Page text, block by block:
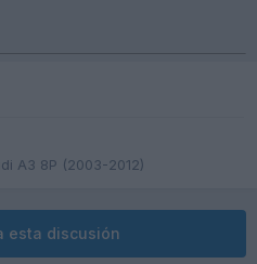
A3 8P (2003-2012)
esta discusión